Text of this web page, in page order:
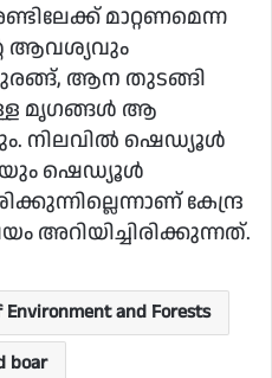
മാറ്റണമെന്ന
ആവശ്യവും
ആന തുടങ്ങി
മൃഗങ്ങള്‍ ആ
നിലവില്‍ ഷെഡ്യൂള്‍
ഷെഡ്യൂള്‍
കേന്ദ്ര
അറിയിച്ചിരിക്കുന്നത്.
and Forests
boar